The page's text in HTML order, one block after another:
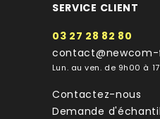
SERVICE CLIENT
03 27 28 82 80
Lun. au ven. de 9h00 à
Contactez-nous
Demande